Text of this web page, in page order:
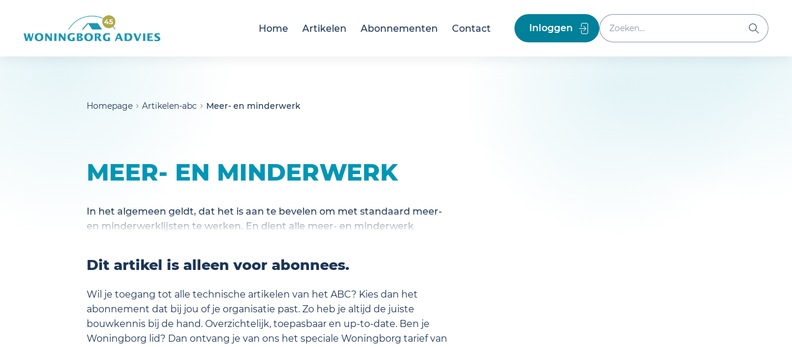
Home
Artikelen Abonnementen Contact Inloggen
Zoeken binnen website
Zoeken
Homepage Artikelen-abc Meer- en minderwerk
MEER- EN MINDERWERK
In het algemeen geldt, dat het is aan te bevelen om met standaard meer-
en minderwerklijsten te werken. En dient alle meer- en minderwerk
Dit artikel is alleen voor abonnees.
Wil je toegang tot alle technische artikelen van het ABC? Kies dan het
abonnement dat bij jou of je organisatie past. Zo heb je altijd de juiste
bouwkennis bij de hand. Overzichtelijk, toepasbaar en up-to-date. Ben je
Woningborg lid? Dan ontvang je van ons het speciale Woningborg tarief van